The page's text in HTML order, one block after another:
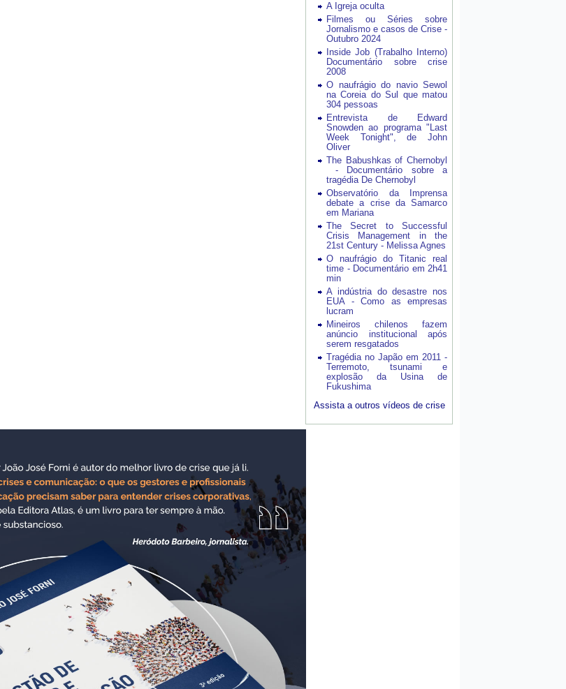
A Igreja oculta
Filmes ou Séries sobre
Jornalismo e casos de Crise -
Outubro 2024
Inside Job (Trabalho Interno)
Documentário sobre crise
2008
O naufrágio do navio Sewol
na Coreia do Sul que matou
304 pessoas
Entrevista de Edward
Snowden ao programa "Last
Week Tonight", de John
Oliver
The Babushkas of Chernobyl
- Documentário sobre a
tragédia De Chernobyl
Observatório da Imprensa
debate a crise da Samarco
em Mariana
The Secret to Successful
Crisis Management in the
21st Century - Melissa Agnes
O naufrágio do Titanic real
time - Documentário em 2h41
min
A indústria do desastre nos
EUA - Como as empresas
lucram
Mineiros chilenos fazem
anúncio institucional após
serem resgatados
Tragédia no Japão em 2011 -
Terremoto, tsunami e
explosão da Usina de
Fukushima
Assista a outros vídeos de crise